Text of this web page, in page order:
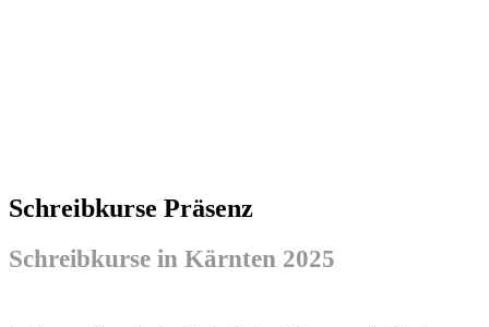
Schreibkurse Präsenz
Schreibkurse in Kärnten 2025